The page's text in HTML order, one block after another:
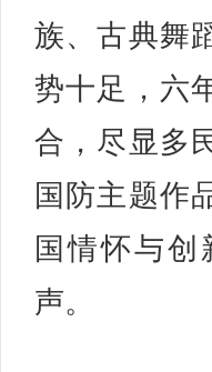
族、古典舞
势十足，六
合，尽显多
国防主题作
国情怀与
声。